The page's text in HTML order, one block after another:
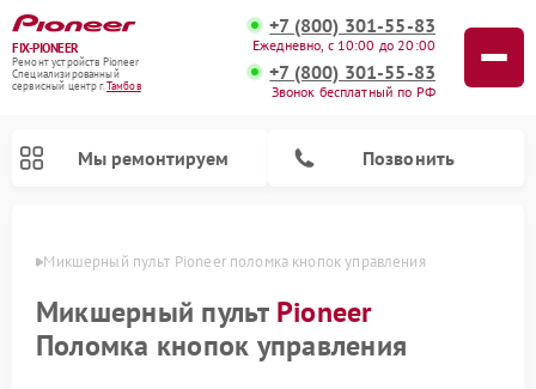
FIX-PIONEER
Ремонт устройств Pioneer
Специализированный
cервисный центр г.Тамбов
+7 (800) 301-55-83
Ежедневно, с 10:00 до 20:00
+7 (800) 301-55-83
Звонок бесплатный по РФ
Мы ремонтируем Позвонить
Микшерный пульт Pioneer поломка кнопок управления
Микшерный пульт Pioneer
Поломка кнопок управления